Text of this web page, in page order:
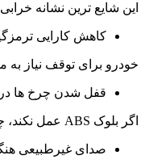
این شایع ترین نشانه
کاهش کارایی
خودرو برای توقف نیاز
قفل شدن چرخ ها
اگر بلوک ABS عمل نکند، چرخ ها قفل می شوند و فرمان پذیری خودرو از بین می رود.
صدای غیرطبیعی